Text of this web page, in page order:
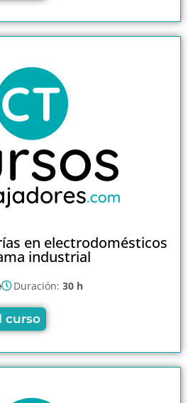
en electrodomésticos
industrial
Duración: 30 h
curso